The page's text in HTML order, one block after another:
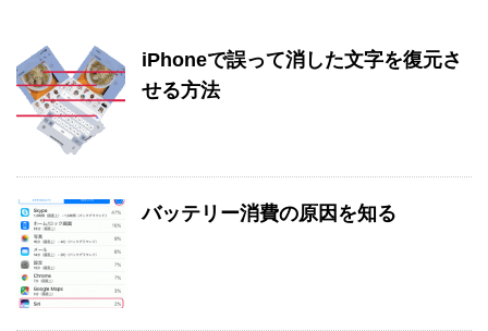
iPhoneで誤って消した文字を復元さ
せる方法
バッテリー消費の原因を知る